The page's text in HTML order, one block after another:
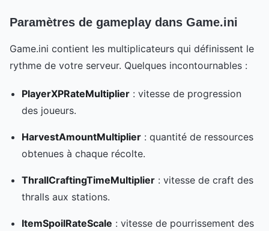
Paramètres de gameplay dans Game.ini
Game.ini contient les multiplicateurs qui définissent le
rythme de votre serveur. Quelques incontournables :
PlayerXPRateMultiplier : vitesse de progression
des joueurs.
HarvestAmountMultiplier : quantité de ressources
obtenues à chaque récolte.
ThrallCraftingTimeMultiplier : vitesse de craft des
thralls aux stations.
ItemSpoilRateScale : vitesse de pourrissement des